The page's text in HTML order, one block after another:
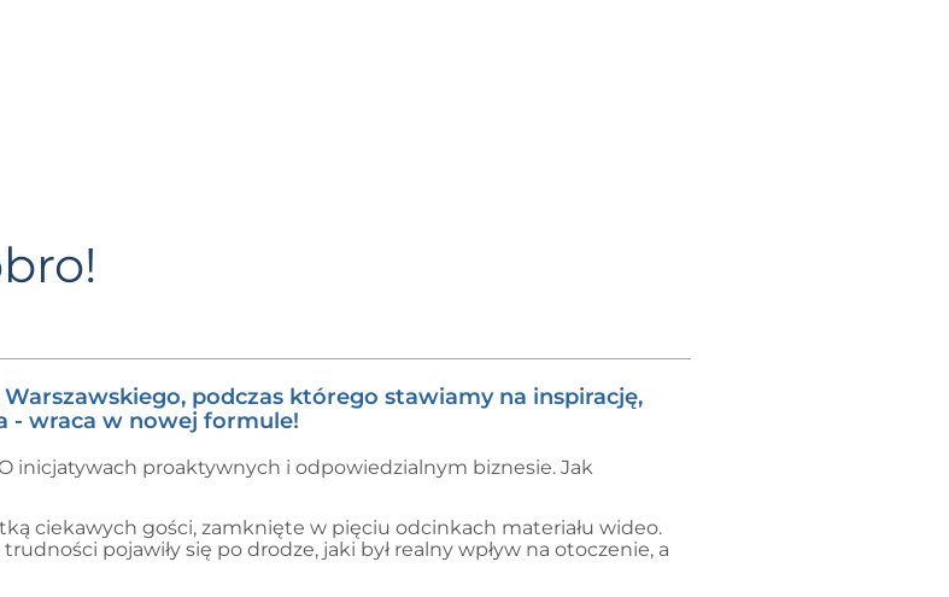
podczas którego stawiamy na inspirację,
- wraca w nowej formule!
inicjatywach proaktywnych i odpowiedzialnym biznesie. Jak
ciekawych gości, zamknięte w pięciu odcinkach materiału wideo.
pojawiły się po drodze, jaki był realny wpływ na otoczenie, a